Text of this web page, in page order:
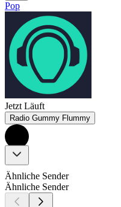
Pop
Jetzt Läuft
Radio Gummy Flummy
Ähnliche Sender
Ähnliche Sender